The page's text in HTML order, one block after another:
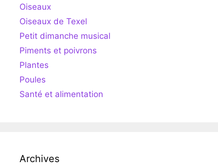
Oiseaux
Oiseaux de Texel
Petit dimanche musical
Piments et poivrons
Plantes
Poules
Santé et alimentation
Archives